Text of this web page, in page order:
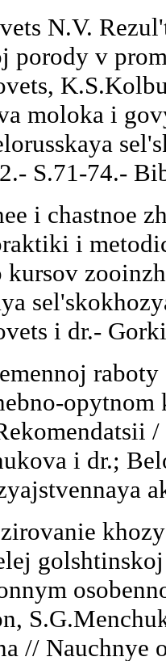
N.V.
porody v
moloka i
S.71-74.-
i chastnoe
i
kursov
i dr.-
i dr.;
// Nauchnye